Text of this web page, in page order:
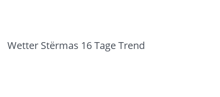
Wetter Stërmas 16 Tage Trend